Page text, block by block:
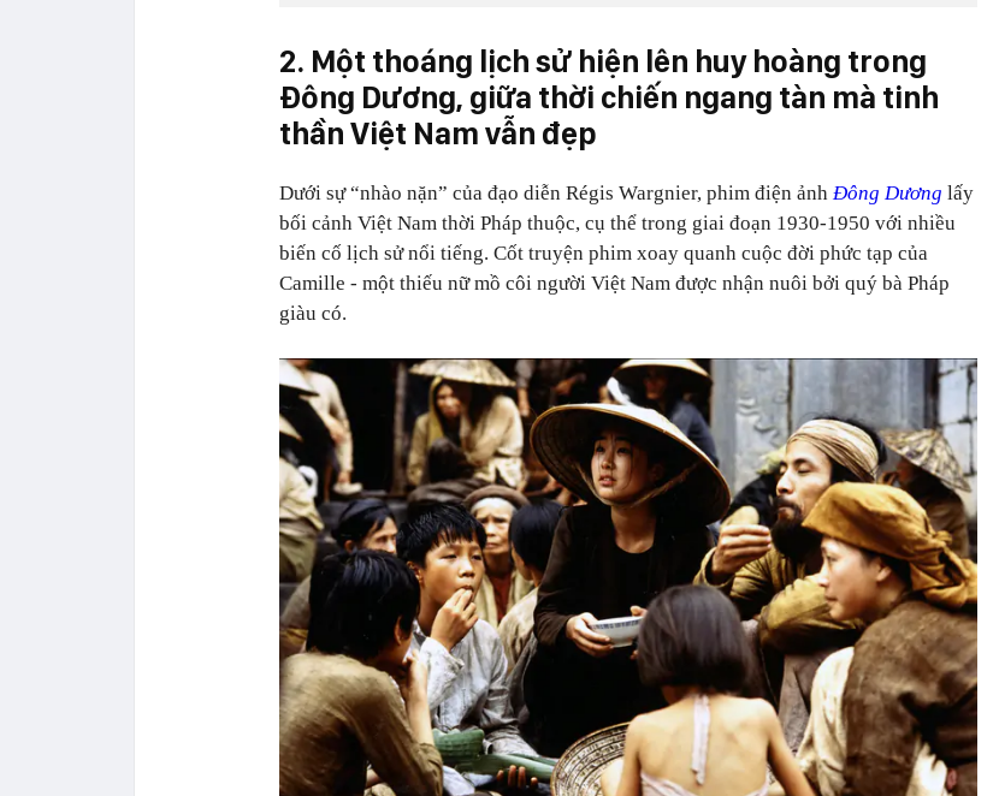
2. Một thoáng lịch sử hiện lên huy hoàng trong
Đông Dương, giữa thời chiến ngang tàn mà tinh
thần Việt Nam vẫn đẹp
Dưới sự “nhào nặn” của đạo diễn Régis Wargnier, phim điện ảnh Đông Dương lấy
bối cảnh Việt Nam thời Pháp thuộc, cụ thể trong giai đoạn 1930-1950 với nhiều
biến cố lịch sử nổi tiếng. Cốt truyện phim xoay quanh cuộc đời phức tạp của
Camille - một thiếu nữ mồ côi người Việt Nam được nhận nuôi bởi quý bà Pháp
giàu có.